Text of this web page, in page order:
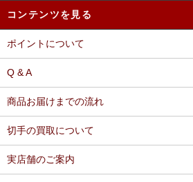
コンテンツを見る
ポイントについて
Q & A
商品お届けまでの流れ
切手の買取について
実店舗のご案内